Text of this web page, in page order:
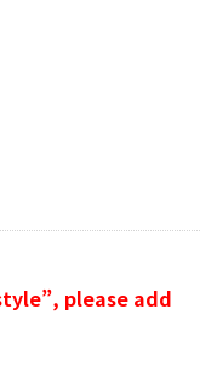
please add